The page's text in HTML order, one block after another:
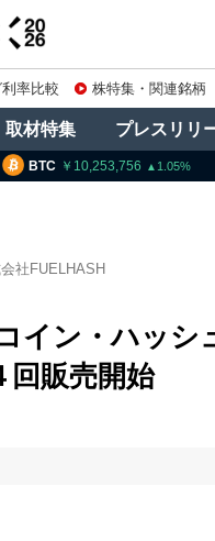
率比較 株特集・関連銘柄
取材特集 プレスリリ
1.05 ETH
社FUELHASH
イン・ハッシ
回販売開始